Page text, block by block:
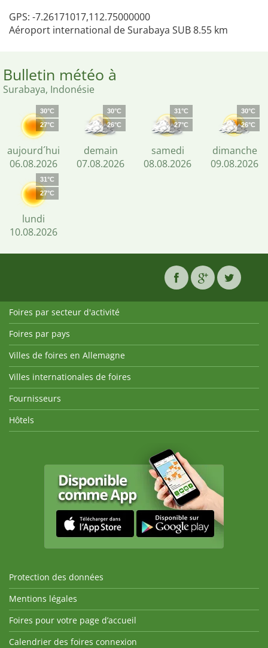
GPS: -7.26171017,112.75000000
Aéroport international de Surabaya SUB 8.55 km
Bulletin météo à
Surabaya, Indonésie
30°C
27°C
aujourd´hui
06.08.2026
30°C
26°C
demain
07.08.2026
31°C
27°C
samedi
08.08.2026
30°C
26°C
dimanche
09.08.2026
31°C
27°C
lundi
10.08.2026
Foires par secteur d'activité
Foires par pays
Villes de foires en Allemagne
Villes internationales de foires
Fournisseurs
Hôtels
Protection des données
Mentions légales
Foires pour votre page d’accueil
Calendrier des foires connexion